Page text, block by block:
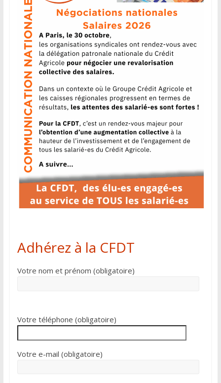
Adhérez à la CFDT
Votre nom et prénom (obligatoire)
Votre téléphone (obligatoire)
Votre e-mail (obligatoire)